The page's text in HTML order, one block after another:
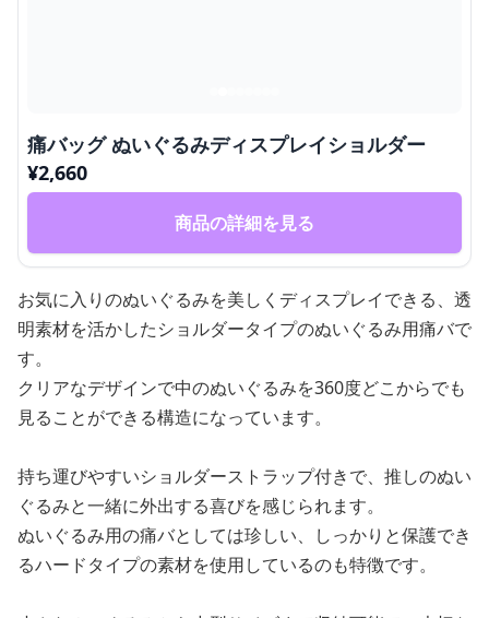
痛バッグ ぬいぐるみディスプレイショルダー
¥2,660
商品の詳細を見る
お気に入りのぬいぐるみを美しくディスプレイできる、透
明素材を活かしたショルダータイプのぬいぐるみ用痛バで
す。
クリアなデザインで中のぬいぐるみを360度どこからでも
見ることができる構造になっています。
持ち運びやすいショルダーストラップ付きで、推しのぬい
ぐるみと一緒に外出する喜びを感じられます。
ぬいぐるみ用の痛バとしては珍しい、しっかりと保護でき
るハードタイプの素材を使用しているのも特徴です。